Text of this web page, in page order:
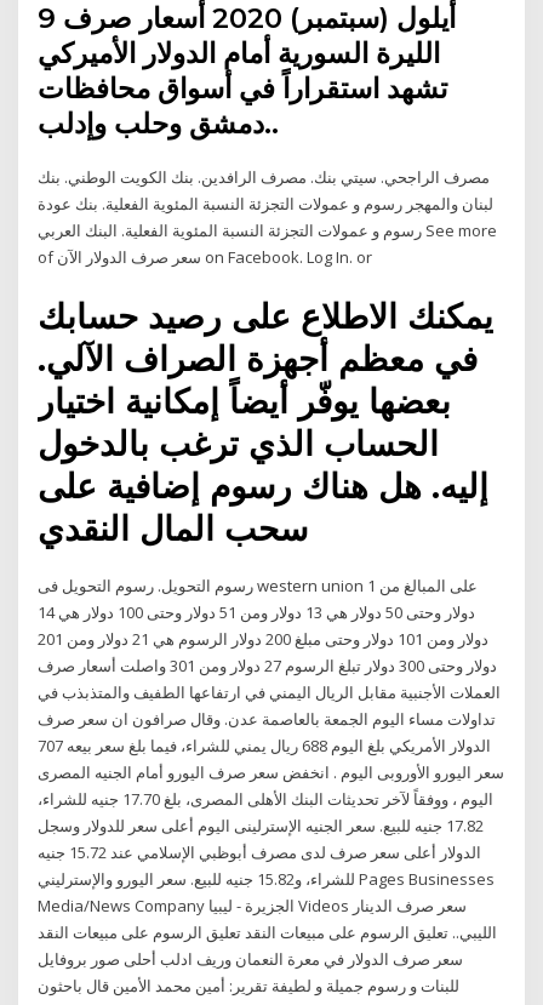
9 أيلول (سبتمبر) 2020 أسعار صرف
الليرة السورية أمام الدولار الأميركي
تشهد استقراراً في أسواق محافظات
دمشق وحلب وإدلب..
مصرف الراجحي. سيتي بنك. مصرف الرافدين. بنك الكويت الوطني. بنك
لبنان والمهجر رسوم و عمولات التجزئة النسبة المئوية الفعلية. بنك عودة
رسوم و عمولات التجزئة النسبة المئوية الفعلية. البنك العربي See more
of ‎سعر صرف الدولار الآن‎ on Facebook. Log In. or
يمكنك الاطلاع على رصيد حسابك
في معظم أجهزة الصراف الآلي.
بعضها يوفّر أيضاً إمكانية اختيار
الحساب الذي ترغب بالدخول
إليه. هل هناك رسوم إضافية على
رسوم التحويل. رسوم التحويل فى western union على المبالغ من 1
دولار وحتى 50 دولار هي 13 دولار ومن 51 دولار وحتى 100 دولار هي 14
دولار ومن 101 دولار وحتى مبلغ 200 دولار الرسوم هي 21 دولار ومن 201
دولار وحتى 300 دولار تبلغ الرسوم 27 دولار ومن 301 واصلت أسعار صرف
العملات الأجنبية مقابل الريال اليمني في ارتفاعها الطفيف والمتذبذب في
تداولات مساء اليوم الجمعة بالعاصمة عدن. وقال صرافون ان سعر صرف
الدولار الأمريكي بلغ اليوم 688 ريال يمني للشراء، فيما بلغ سعر بيعه 707
سعر اليورو الأوروبى اليوم . انخفض سعر صرف اليورو أمام الجنيه المصرى
اليوم ، ووفقاً لآخر تحديثات البنك الأهلى المصرى، بلغ 17.70 جنيه للشراء،
17.82 جنيه للبيع. سعر الجنيه الإسترلينى اليوم أعلى سعر للدولار وسجل
الدولار أعلى سعر صرف لدى مصرف أبوظبي الإسلامي عند 15.72 جنيه
للشراء، و15.82 جنيه للبيع. سعر اليورو والإسترليني Pages Businesses
Media/News Company الجزيرة - ليبيا Videos سعر صرف الدينار
الليبي.. تعليق الرسوم على مبيعات النقد تعليق الرسوم على مبيعات النقد
سعر صرف الدولار في معرة النعمان وريف ادلب أحلى صور بروفايل
للبنات و رسوم جميلة و لطيفة تقرير: أمين محمد الأمين قال باحثون